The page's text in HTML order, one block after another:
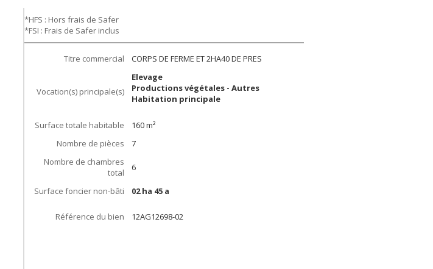
*HFS : Hors frais de Safer
*FSI : Frais de Safer inclus
Titre commercial CORPS DE FERME ET 2HA40 DE PRES
Vocation(s) principale(s)
Elevage
Productions végétales - Autres
Habitation principale
Surface totale habitable 160m²
Nombre de pièces
7
Nombre de chambres
total
6
Surface foncier non-bâti 02 ha 45 a
Référence du bien 12AG12698-02